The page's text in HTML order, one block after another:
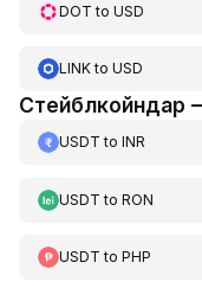
DOT to USD
LINKto USD
Стейблкойндар
USDT to INR
USDT to RON
USDT to PHP